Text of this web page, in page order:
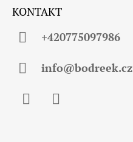
KONTAKT
+420775097986
info@bodreek.cz